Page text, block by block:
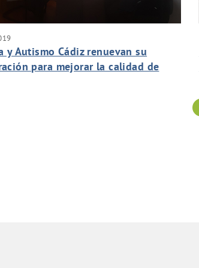
y Autismo Cádiz renuevan su
para mejorar la calidad de